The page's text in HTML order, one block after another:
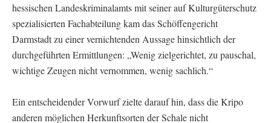
hessischen Landeskriminalamts mit seiner auf Kulturgüterschutz
spezialisierten Fachabteilung kam das Schöffengericht
Darmstadt zu einer vernichtenden Aussage hinsichtlich der
durchgeführten Ermittlungen: „Wenig zielgerichtet, zu pauschal,
wichtige Zeugen nicht vernommen, wenig sachlich.“
Ein entscheidender Vorwurf zielte darauf hin, dass die Kripo
anderen möglichen Herkunftsorten der Schale nicht